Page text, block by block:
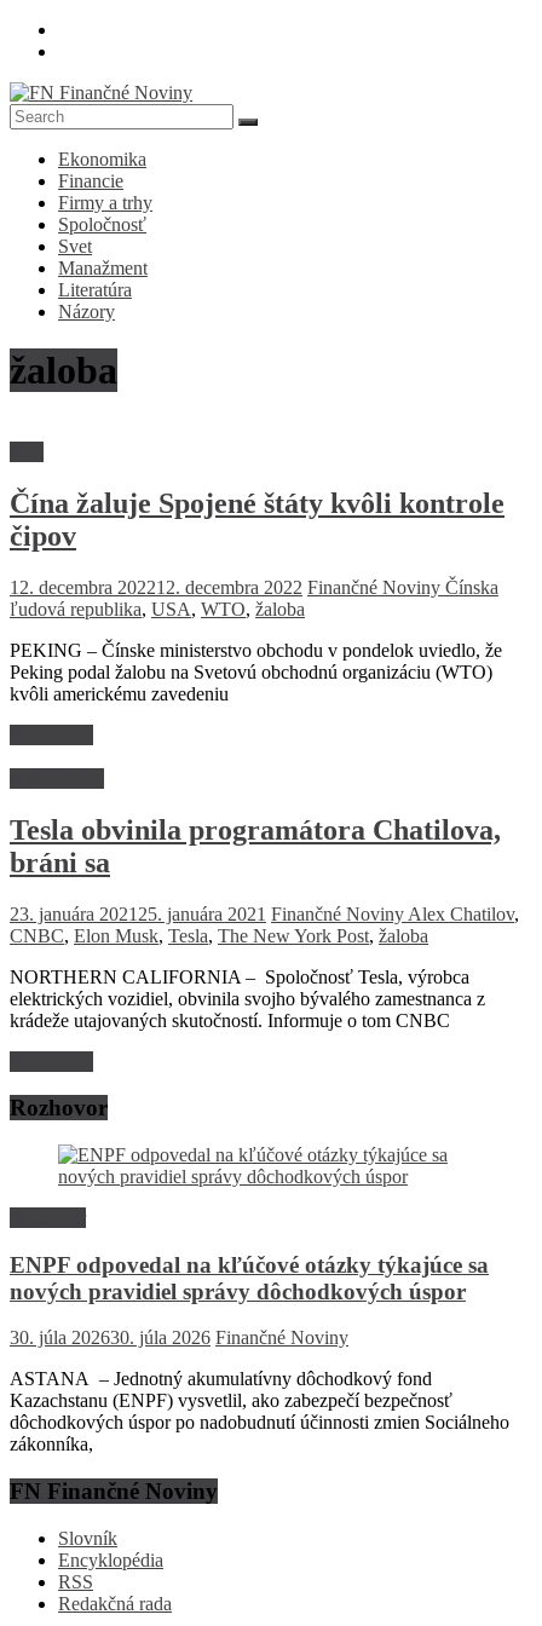
Skip
FN
Finančné
Noviny
Denník
ekonomike
spoločnosti
Ekonomika
Financie
Firmy a trhy
Spoločnosť
Svet
Manažment
Literatúra
Názory
žaloba
Čína žaluje Spojené štáty kvôli kontrole
čipov
12. decembra 202212. decembra 2022 Finančné Noviny Čínska
ľudová republika, USA, WTO, žaloba
PEKING – Čínske ministerstvo obchodu v pondelok uviedlo, že
Peking podal žalobu na Svetovú obchodnú organizáciu (WTO)
kvôli americkému zavedeniu
Tesla obvinila programátora Chatilova,
bráni sa
23. januára 2021 25. januára 2021 Finančné Noviny Alex Chatilov,
CNBC, Elon Musk, Tesla, The New York Post, žaloba
NORTHERN CALIFORNIA – Spoločnosť Tesla, výrobca
elektrických vozidiel, obvinila svojho bývalého zamestnanca z
krádeže utajovaných skutočností. Informuje o tom CNBC
Rozhovor
ENPF odpovedal na kľúčové otázky týkajúce sa
nových pravidiel správy dôchodkových úspor
30. júla 202630. júla 2026 Finančné Noviny
ASTANA – Jednotný akumulatívny dôchodkový fond
Kazachstanu (ENPF) vysvetlil, ako zabezpečí bezpečnosť
dôchodkových úspor po nadobudnutí účinnosti zmien Sociálneho
zákonníka,
FN Finančné Noviny
Slovník
Encyklopédia
RSS
Redakčná rada